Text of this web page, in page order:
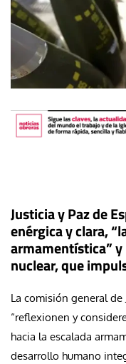
Justicia y Paz de
enérgica y clara,
armamentística”
nuclear, que
La comisión general de
“reflexionen y
hacia la escalada
desarrollo humano